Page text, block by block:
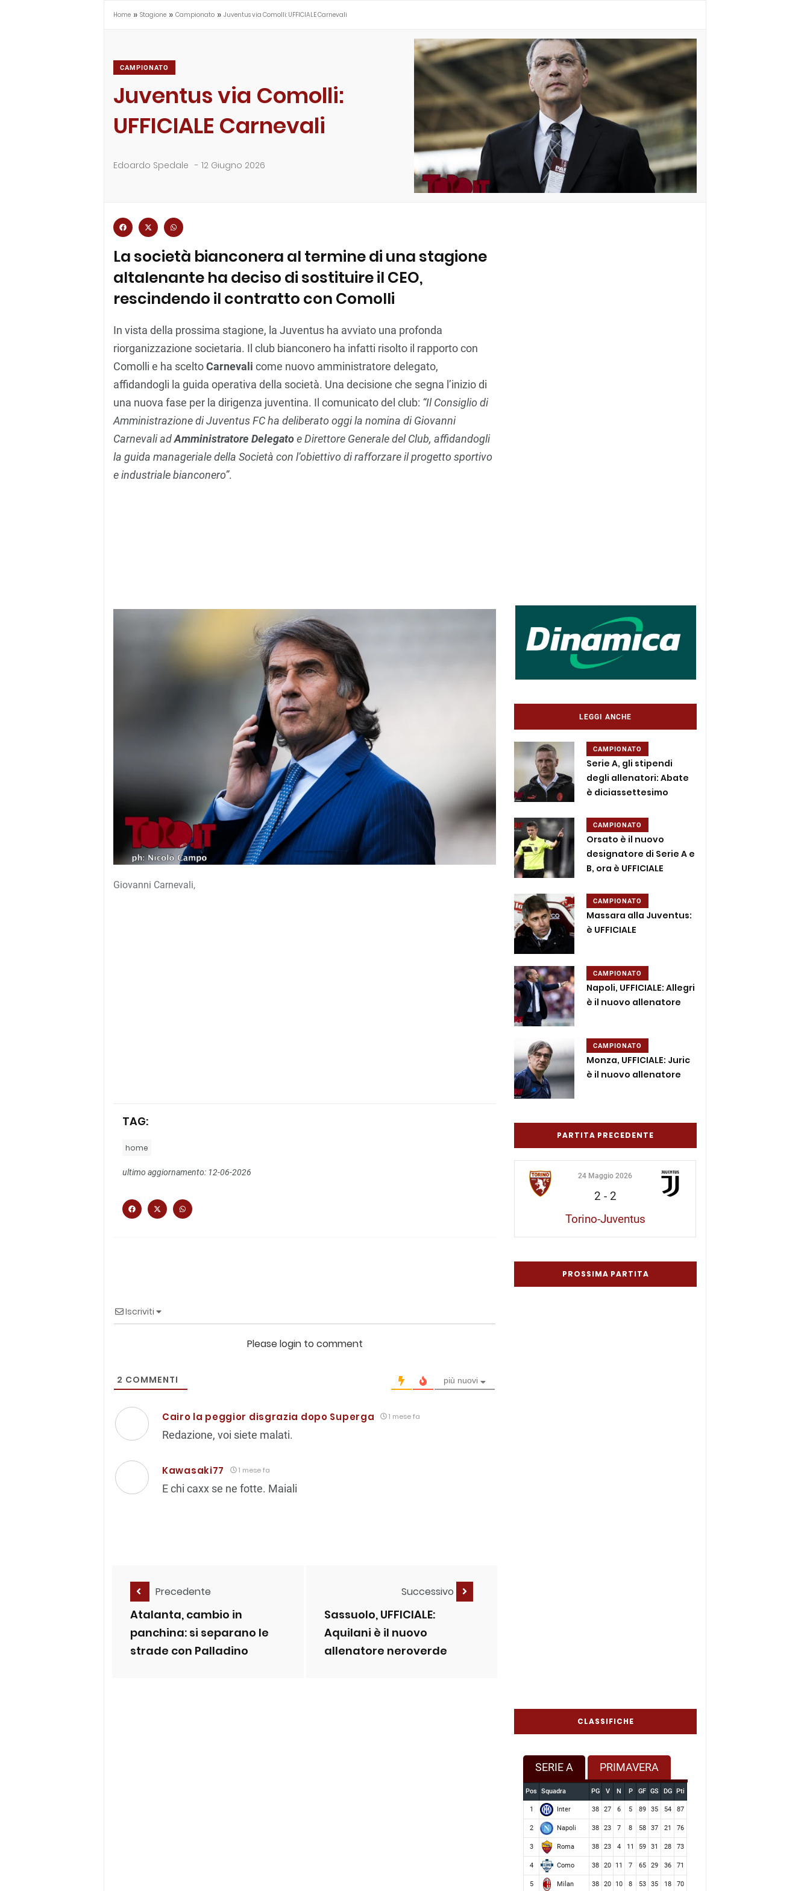
Home » Stagione » Campionato » Juventus via Comolli: UFFICIALE Carnevali
CAMPIONATO
Juventus via Comolli:
UFFICIALE Carnevali
Edoardo Spedale - 12 Giugno 2026
La società bianconera al termine di una stagione
altalenante ha deciso di sostituire il CEO,
rescindendo il contratto con Comolli
In vista della prossima stagione, la Juventus ha avviato una profonda
riorganizzazione societaria. Il club bianconero ha infatti risolto il rapporto con
Comolli e ha sceltoCarnevali come nuovo amministratore delegato,
affidandogli la guida operativa della società. Una decisione che segna l’inizio di
una nuova fase per la dirigenza juventina. Il comunicato del club: “Il Consiglio di
Amministrazione di Juventus FC ha deliberato oggi la nomina di Giovanni
Carnevali adAmministratore Delegatoe Direttore Generale del Club, affidandogli
la guida manageriale della Società con l’obiettivo di rafforzare il progetto sportivo
e industriale bianconero”.
Giovanni Carnevali,
TAG:
home
ultimo aggiornamento: 12-06-2026
Iscriviti
Please login to comment
2 COMMENTI più nuovi
Cairo la peggior disgrazia dopo Superga 1 mese fa
Redazione, voi siete malati.
Kawasaki77 1 mese fa
E chi caxx se ne fotte. Maiali
Precedente
Atalanta, cambio in
panchina: si separano le
strade con Palladino
Successivo
Sassuolo, UFFICIALE:
Aquilani è il nuovo
allenatore neroverde
LEGGI ANCHE
CAMPIONATO
Serie A, gli stipendi
degli allenatori: Abate
è diciassettesimo
CAMPIONATO
Orsato è il nuovo
designatore di Serie A e
B, ora è UFFICIALE
CAMPIONATO
Massara alla Juventus:
è UFFICIALE
CAMPIONATO
Napoli, UFFICIALE: Allegri
è il nuovo allenatore
CAMPIONATO
Monza, UFFICIALE: Juric
è il nuovo allenatore
PARTITA PRECEDENTE
24 Maggio 2026
2 - 2
Torino-Juventus
PROSSIMA PARTITA
CLASSIFICHE
SERIE A PRIMAVERA
Pos Squadra PG V N P GF GS DG Pti
1 Inter 38 27 6 5 89 35 54 87
2 Napoli 38 23 7 8 58 37 21 76
3 Roma 38 23 4 11 59 31 28 73
4 Como 38 20 11 7 65 29 36 71
5 Milan 38 20 10 8 53 35 18 70